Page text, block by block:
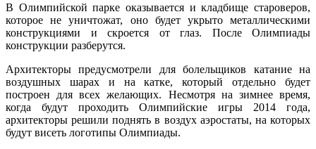
В Олимпийской парке оказывается и кладбище староверов,
которое не уничтожат, оно будет укрыто металлическими
конструкциями и скроется от глаз. После Олимпиады
конструкции разберутся.
Архитекторы предусмотрели для болельщиков катание на
воздушных шарах и на катке, который отдельно будет
построен для всех желающих. Несмотря на зимнее время,
когда будут проходить Олимпийские игры 2014 года,
архитекторы решили поднять в воздух аэростаты, на которых
будут висеть логотипы Олимпиады.